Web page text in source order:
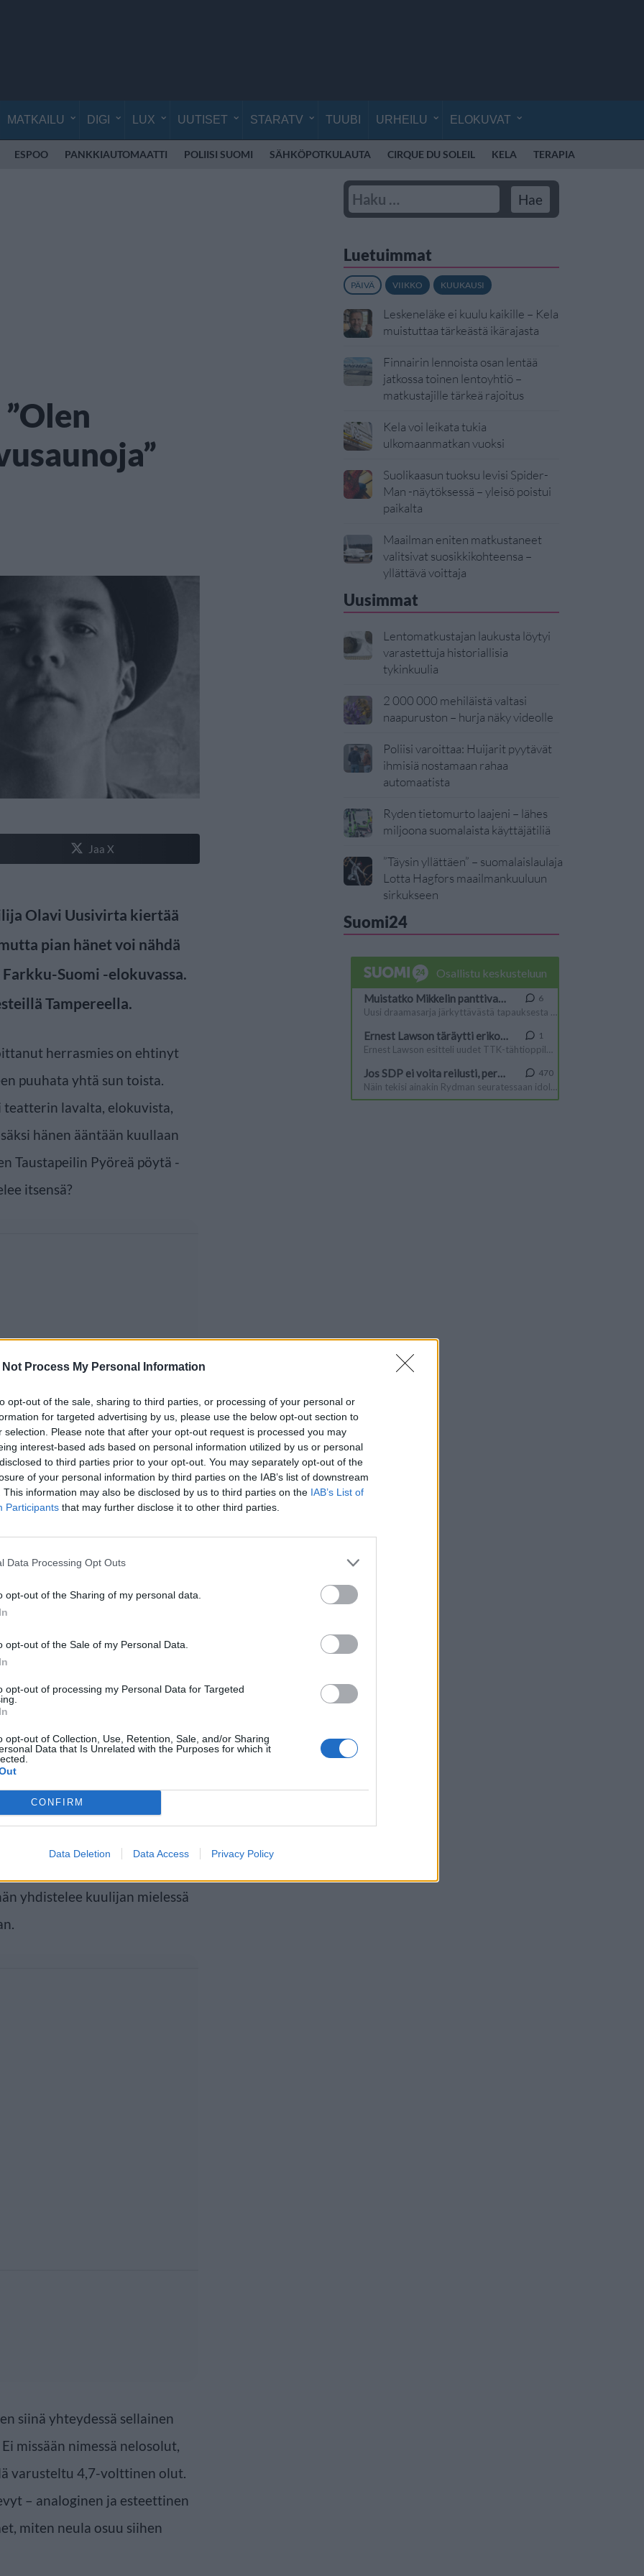
Not Process My Personal Information
opt-out of the sale, sharing to third parties, or processing of your personal or
for targeted advertising by us, please use the below opt-out section to
selection. Please note that after your opt-out request is processed you may
interest-based ads based on personal information utilized by us or personal
to third parties prior to your opt-out. You may separately opt-out of the
of your personal information by third parties on the IAB’s list of downstream
This information may also be disclosed by us to third parties on the IAB’s List of
Participants that may further disclose it to other third parties.
Data Processing Opt Outs
opt-out of the Sharing of my personal data.
opt-out of the Sale of my Personal Data.
opt-out of processing my Personal Data for Targeted
opt-out of Collection, Use, Retention, Sale, and/or Sharing
Data that Is Unrelated with the Purposes for which it
CONFIRM
Data Deletion Data Access Privacy Policy
MATKAILU DIGI LUX UUTISET STARATV TUUBI URHEILU ELOKUVAT
ESPOO PANKKIAUTOMAATTI POLIISI SUOMI SÄHKÖPOTKULAUTA CIRQUE DU SOLEIL KELA TERAPIA
Jaa X
Olavi Uusivirta kiertää
pian hänet voi nähdä
Suomi -elokuvassa.
Tampereella.
herrasmies on ehtinyt
puuhata yhtä sun toista.
lavalta, elokuvista,
hänen ääntään kuullaan
Taustapeilin Pyöreä pöytä -
itsensä?
nyt ajatellaan kitaran
vääntämistä, niin nämä
38 – 43. Siinä edellä on
ja kuuluisuudessa,
nautinnoissa.
kuvatessaan erästä
yhdistelee kuulijan mielessä
siinä yhteydessä sellainen
missään nimessä nelosolut,
varusteltu 4,7-volttinen olut.
– analoginen ja esteettinen
miten neula osuu siihen
Luetuimmat
PÄIVÄ VIIKKO KUUKAUSI
Leskeneläke ei kuulu kaikille – Kela
muistuttaa tärkeästä ikärajasta
Finnairin lennoista osan lentää
jatkossa toinen lentoyhtiö –
matkustajille tärkeä rajoitus
Kela voi leikata tukia
ulkomaanmatkan vuoksi
Suolikaasun tuoksu levisi Spider-
Man -näytöksessä – yleisö poistui
paikalta
Maailman eniten matkustaneet
valitsivat suosikkikohteensa –
yllättävä voittaja
Uusimmat
Lentomatkustajan laukusta löytyi
varastettuja historiallisia
tykinkuulia
2 000 000 mehiläistä valtasi
naapuruston – hurja näky videolle
Poliisi varoittaa: Huijarit pyytävät
ihmisiä nostamaan rahaa
automaatista
Ryden tietomurto laajeni – lähes
miljoona suomalaista käyttäjätiliä
”Täysin yllättäen” – suomalaislaulaja
Lotta Hagfors maailmankuuluun
sirkukseen
Suomi24